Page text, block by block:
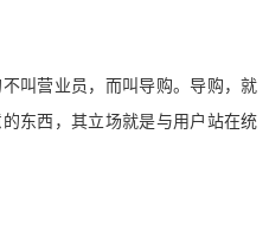
叫营业员，而叫导购。导购，就
东西，其立场就是与用户站在统